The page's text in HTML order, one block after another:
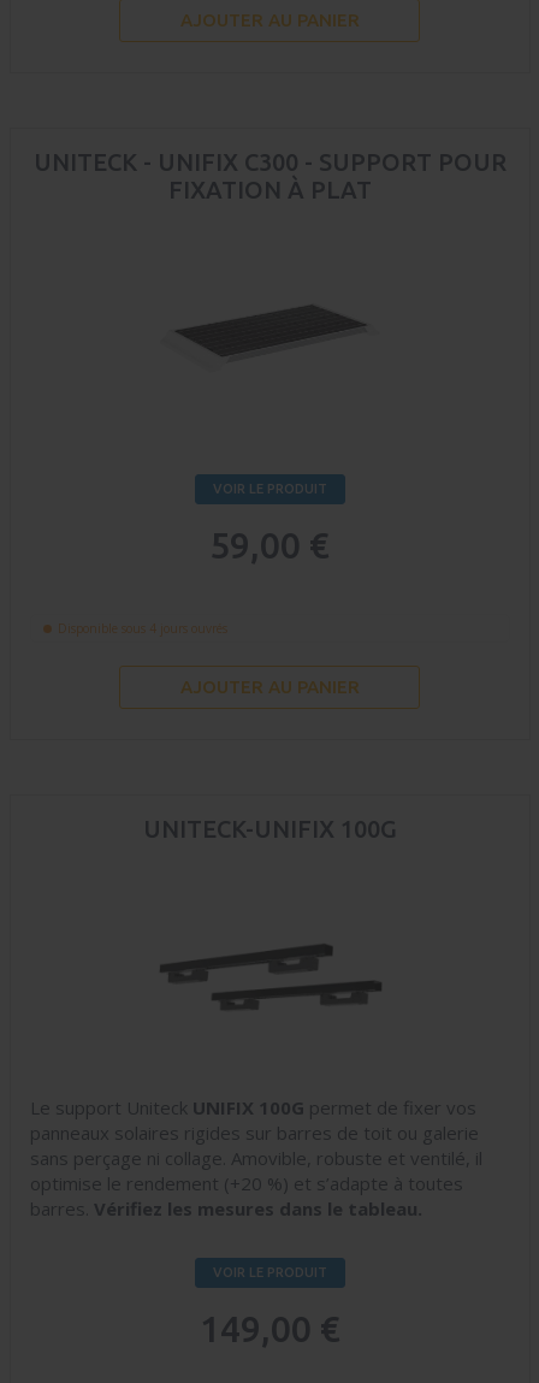
AJOUTER AU PANIER
UNITECK - UNIFIX C300 - SUPPORT POUR
FIXATION À PLAT
VOIR LE PRODUIT
59,00 €
Disponible sous 4 jours ouvrés
AJOUTER AU PANIER
UNITECK-UNIFIX 100G
Le support Uniteck UNIFIX 100G permet de fixer vos
panneaux solaires rigides sur barres de toit ou galerie
sans perçage ni collage. Amovible, robuste et ventilé, il
optimise le rendement (+20 %) et s’adapte à toutes
barres. Vérifiez les mesures dans le tableau.
VOIR LE PRODUIT
149,00 €